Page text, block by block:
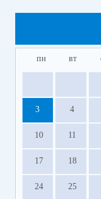
пн вт
3 4
10 11
17 18
24 25